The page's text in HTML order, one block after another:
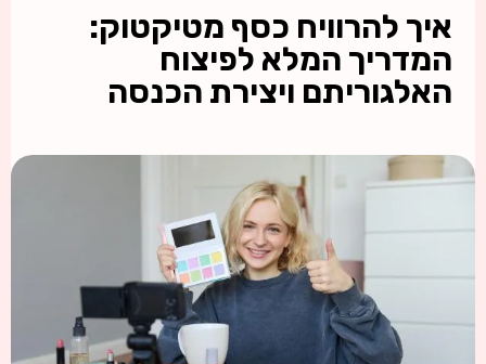
איך להרוויח כסף מטיקטוק:
המדריך המלא לפיצוח
האלגוריתם ויצירת הכנסה